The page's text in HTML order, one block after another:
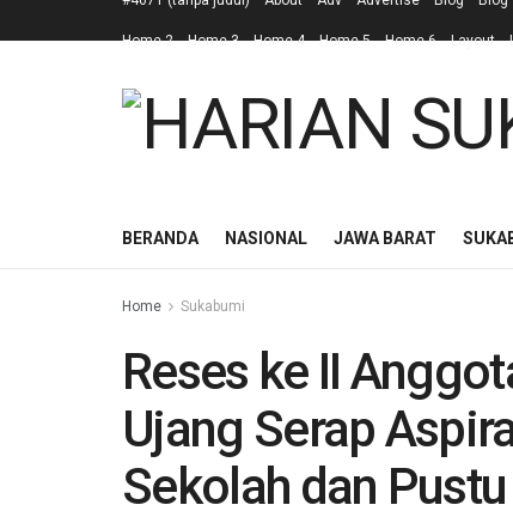
Home 2 Home 3 Home 4 Home 5 Home 6 Layout
BERANDA NASIONAL JAWA BARAT
Home Sukabumi
Reses ke II
Ujang Serap
Sekolah dan Pustu